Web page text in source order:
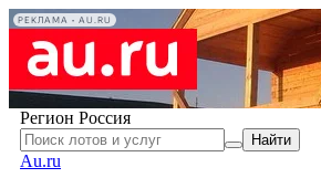
РЕКЛАМА • AU.RU
Регион Россия
Найти
Au.ru